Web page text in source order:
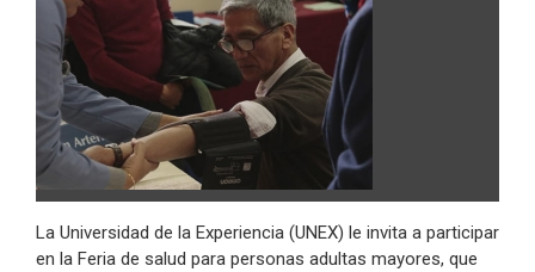
La Universidad de la Experiencia (UNEX) le invita a participar
en la Feria de salud para personas adultas mayores, que